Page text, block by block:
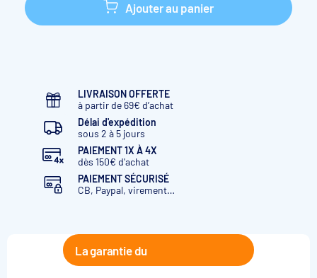
Ajouter au panier
LIVRAISON OFFERTE
à partir de 69€ d’achat
Délai d'expédition
sous 2 à 5 jours
PAIEMENT 1X À 4X
dès 150€ d'achat
PAIEMENT SÉCURISÉ
CB, Paypal, virement…
La garantie du